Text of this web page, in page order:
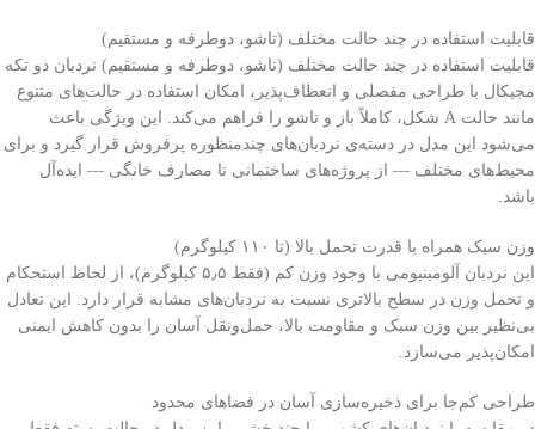
قابلیت استفاده در چند حالت مختلف (تاشو، دوطرفه و مستقیم)
قابلیت استفاده در چند حالت مختلف (تاشو، دوطرفه و مستقیم) نردبان دو تکه
مجیکال با طراحی مفصلی و انعطاف‌پذیر، امکان استفاده در حالت‌های متنوع
مانند حالت A شکل، کاملاً باز و تاشو را فراهم می‌کند. این ویژگی باعث
می‌شود این مدل در دسته‌ی نردبان‌های چندمنظوره پرفروش قرار گیرد و برای
محیط‌های مختلف — از پروژه‌های ساختمانی تا مصارف خانگی — ایده‌آل
باشد.
وزن سبک همراه با قدرت تحمل بالا (تا ۱۱۰ کیلوگرم)
این نردبان آلومینیومی با وجود وزن کم (فقط ۵٫۵ کیلوگرم)، از لحاظ استحکام
و تحمل وزن در سطح بالاتری نسبت به نردبان‌های مشابه قرار دارد. این تعادل
بی‌نظیر بین وزن سبک و مقاومت بالا، حمل‌ونقل آسان را بدون کاهش ایمنی
امکان‌پذیر می‌سازد.
طراحی کم‌جا برای ذخیره‌سازی آسان در فضاهای محدود